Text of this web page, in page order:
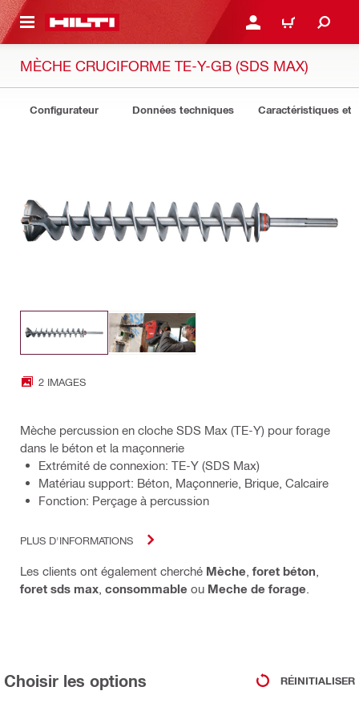
CONTENT CONNEXION OU
PANIER
MÈCHE CRUCIFORME TE-Y-GB (SDS MAX)
Configurateur Données techniques Caractéristiques et
2 IMAGES
Mèche percussion en cloche SDS Max (TE-Y) pour forage
dans le béton et la maçonnerie
Extrémité de connexion: TE-Y (SDS Max)
Matériau support: Béton, Maçonnerie, Brique, Calcaire
Fonction: Perçage à percussion
PLUS D'INFORMATIONS
Les clients ont également cherché Mèche foret béton
foret sds max consommable ou Meche de forage
Choisir les options RÉINITIALISER